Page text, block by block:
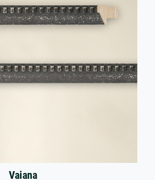
Vaiana